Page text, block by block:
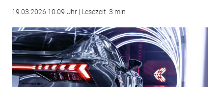
19.03.2026 10:09 Uhr | Lesezeit: 3 min